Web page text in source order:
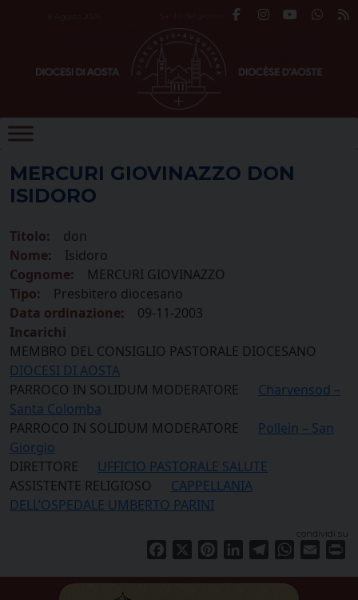
MERCURI GIOVINAZZO DON
ISIDORO
Titolo:
don
Nome:
Isidoro
Cognome:
MERCURI GIOVINAZZO
Tipo:
Presbitero diocesano
Data ordinazione:
09-11-2003
Incarichi
MEMBRO DEL CONSIGLIO PASTORALE DIOCESANO
DIOCESI DI AOSTA
PARROCO IN SOLIDUM MODERATORE
Charvensod –
Santa Colomba
PARROCO IN SOLIDUM MODERATORE
Pollein – San
Giorgio
DIRETTORE
UFFICIO PASTORALE SALUTE
ASSISTENTE RELIGIOSO
CAPPELLANIA
DELL’OSPEDALE UMBERTO PARINI
condividi su
Facebook PinterestLinkedInTelegramWhatsApp
Email